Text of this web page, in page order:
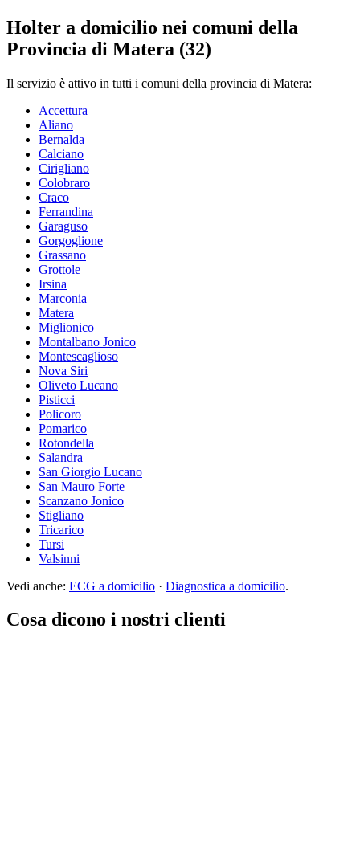
Holter a domicilio nei comuni della
Provincia di Matera (32)
Il servizio è attivo in tutti i comuni della provincia di Matera:
Accettura
Aliano
Bernalda
Calciano
Cirigliano
Colobraro
Craco
Ferrandina
Garaguso
Gorgoglione
Grassano
Grottole
Irsina
Marconia
Matera
Miglionico
Montalbano Jonico
Montescaglioso
Nova Siri
Oliveto Lucano
Pisticci
Policoro
Pomarico
Rotondella
Salandra
San Giorgio Lucano
San Mauro Forte
Scanzano Jonico
Stigliano
Tricarico
Tursi
Valsinni
Vedi anche: ECG a domicilio · Diagnostica a domicilio.
Cosa dicono i nostri clienti